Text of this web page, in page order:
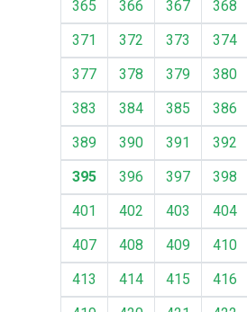
365
366 367 368
371
372 373 374
377
378 379 380
383
384 385 386
389
390 391 392
395
396 397 398
401
402 403 404
407
408 409 410
413
414 415 416